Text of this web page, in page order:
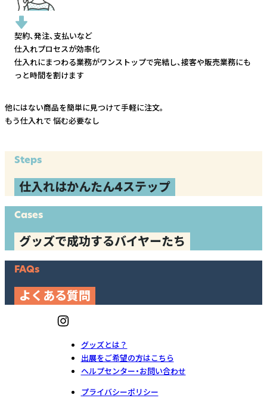
契約、発注、支払いなど
仕入れプロセスが効率化
仕入れにまつわる業務がワンストップで完結し、接客や販売業務にも
っと時間を割けます
他にはない商品を簡単に見つけて手軽に注文。
もう仕入れで 悩む必要なし
Steps
仕入れはかんたん4ステップ
Cases
グッズで成功するバイヤーたち
FAQs
よくある質問
グッズとは？
出展をご希望の方はこちら
ヘルプセンター・お問い合わせ
プライバシーポリシー